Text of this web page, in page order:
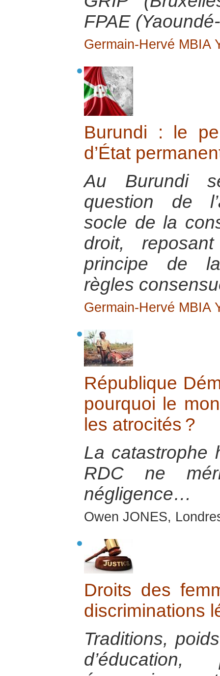
FPAE
Germain-Hervé MBIA
Burundi : le
d’État
Au Burundi
question de
socle de la
droit,
principe de
règles
Germain-Hervé MBIA
République
pourquoi le
les atrocités ?
La catastrophe
RDC ne
négligence…
Owen JONES,
Droits des
discriminations
Traditions,
d’éducation,